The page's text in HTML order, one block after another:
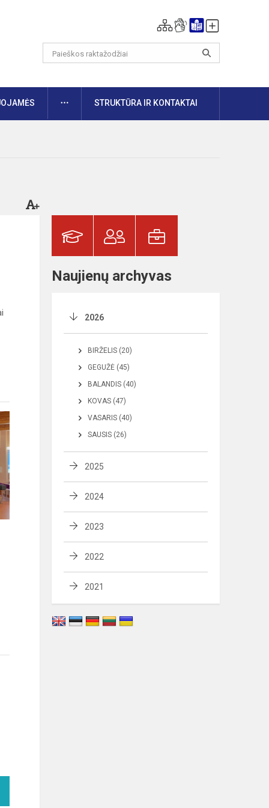
DAUGIAUSTRUKTŪRA IR KONTAKTAI
Naujienų archyvas
2026
BIRŽELIS (20)
GEGUŽĖ (45)
BALANDIS (40)
KOVAS (47)
VASARIS (40)
SAUSIS (26)
2025
2024
2023
2022
2021